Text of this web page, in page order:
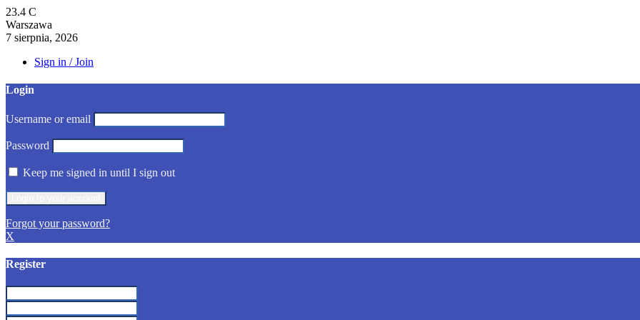
23.4 C
Warszawa
7 sierpnia, 2026
Sign in / Join
Login
Username or email
Password
Keep me signed in until I sign out
Forgot your password?
X
Register